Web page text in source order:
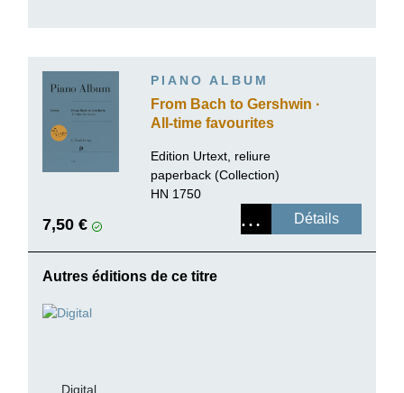
PIANO ALBUM
From Bach to Gershwin ·
All-time favourites
Edition Urtext, reliure
paperback (Collection)
HN 1750
7,50 € Détails
Autres éditions de ce titre
Digital